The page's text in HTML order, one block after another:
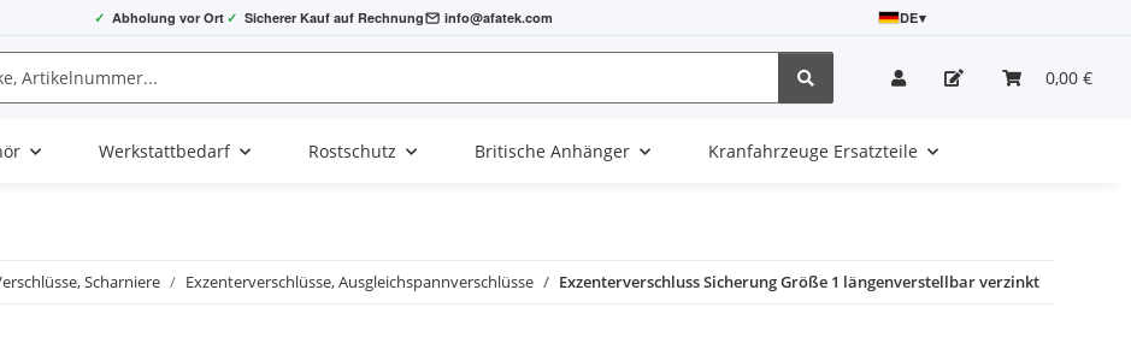
✓ Abholung vor Ort ✓ Sicherer Kauf auf Rechnung info@afatek.com DE▾
0,00 €
Werkstattbedarf Rostschutz Britische Anhänger Kranfahrzeuge Ersatzteile
Scharniere Exzenterverschlüsse, Ausgleichspannverschlüsse Exzenterverschluss Sicherung Größe 1 längenverstellbar verzinkt